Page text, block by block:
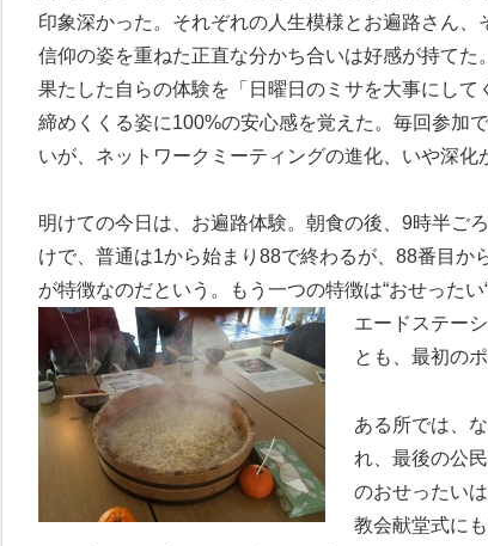
印象深かった。それぞれの人生模様とお遍路さん、
信仰の姿を重ねた正直な分かち合いは好感が持てた
果たした自らの体験を「日曜日のミサを大事にして
締めくくる姿に100%の安心感を覚えた。毎回参加
いが、ネットワークミーティングの進化、いや深化
明けての今日は、お遍路体験。朝食の後、9時半ご
けで、普通は1から始まり88で終わるが、88番目か
が特徴なのだという。もう一つの特徴は“おせった
エードステー
とも、最初の
ある所では、
れ、最後の公
のおせったい
教会献堂式に